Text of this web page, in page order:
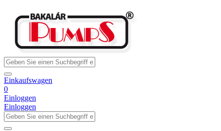
Einkaufswagen
0
Einloggen
Einloggen